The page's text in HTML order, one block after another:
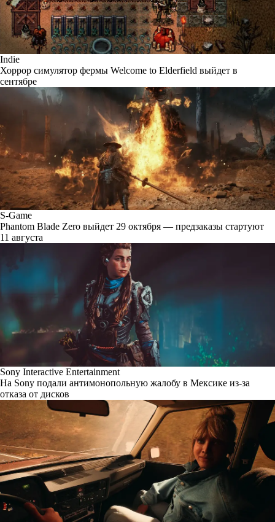
Indie
Хоррор симулятор фермы Welcome to Elderfield выйдет в
сентябре
S-Game
Phantom Blade Zero выйдет 29 октября — предзаказы стартуют
11 августа
Sony Interactive Entertainment
На Sony подали антимонопольную жалобу в Мексике из-за
отказа от дисков